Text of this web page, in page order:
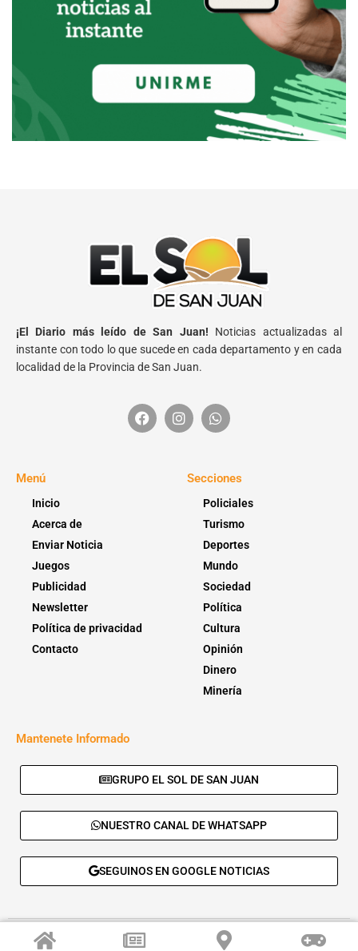
¡El Diario más leído de San Juan! Noticias actualizadas al
instante con todo lo que sucede en cada departamento y en cada
localidad de la Provincia de San Juan.
Menú
Inicio
Acerca de
Enviar Noticia
Juegos
Publicidad
Newsletter
Política de privacidad
Contacto
Secciones
Policiales
Turismo
Deportes
Mundo
Sociedad
Política
Cultura
Opinión
Dinero
Minería
Mantenete Informado
GRUPO EL SOL DE SAN JUAN
NUESTRO CANAL DE WHATSAPP
SEGUINOS EN GOOGLE NOTICIAS
© 2026 - El Sol de San Juan. Todos los derechos reservados. |